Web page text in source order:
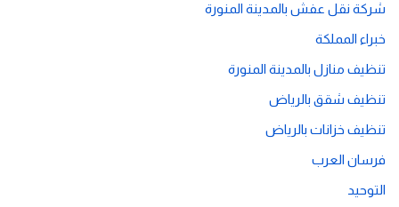
شركة نقل عفش بالمدينة المنورة
خبراء المملكة
تنظيف منازل بالمدينة المنورة
تنظيف شقق بالرياض
تنظيف خزانات بالرياض
فرسان العرب
التوحيد